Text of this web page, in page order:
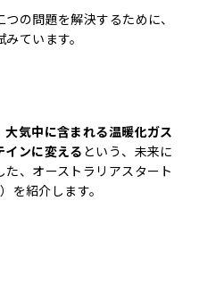
の問題を解決するために、
ています。
大気中に含まれる温暖化ガス
インに変える という、未来に
、オーストラリアスタート
を紹介します。